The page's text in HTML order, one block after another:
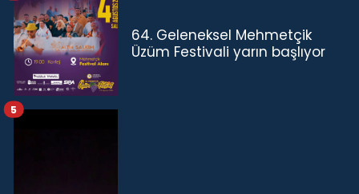
64. Geleneksel Mehmetçik
Üzüm Festivali yarın başlıyor
5